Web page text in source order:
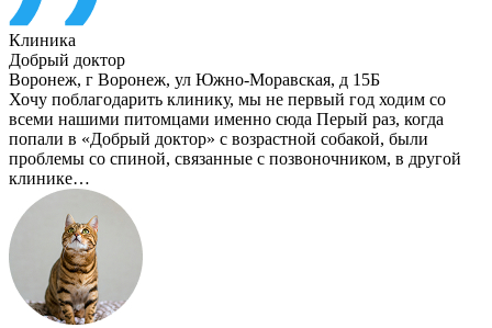
Клиника
Добрый доктор
Воронеж, г Воронеж, ул Южно-Моравская, д 15Б
Хочу поблагодарить клинику, мы не первый год ходим со
всеми нашими питомцами именно сюда Перый раз, когда
попали в «Добрый доктор» с возрастной собакой, были
проблемы со спиной, связанные с позвоночником, в другой
клинике…